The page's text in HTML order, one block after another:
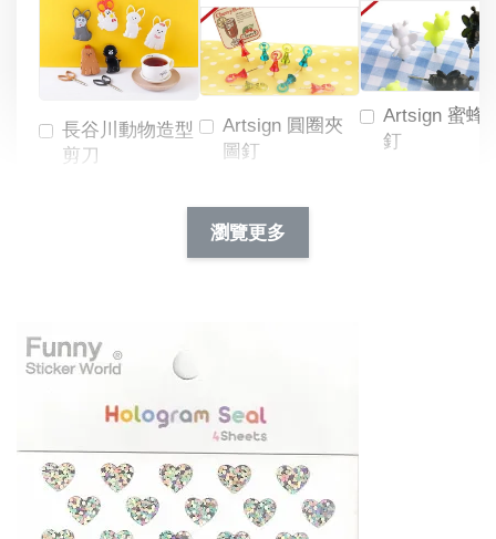
長谷川動物造型
剪刀
Artsign 圓圈夾
圖釘
NT$ 19.00
NT$ 66.00
Artsign 蜜蜂
釘
瀏覽更多